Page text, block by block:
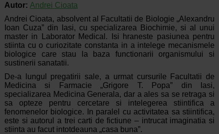
Autor: Andrei Cioata
Andrei Cioata, absolvent al Facultatii de Biologie „Alexandru
Ioan Cuza” din Iasi, cu specializarea Biochimie, si al unui
master in Laborator Medical. Isi hraneste pasiunea pentru
stiinta cu o curiozitate constanta in a intelege mecanismele
biologice care stau la baza functionarii organismului si
sustinerii sanatatii.
De-a lungul pregatirii sale, a urmat cursurile Facultatii de
Medicina si Farmacie „Grigore T. Popa” din Iasi,
specializarea Medicina Generala, dar a ales sa se retraga si
sa opteze pentru cercetare si intelegerea stiintifica a
fenomenelor biologice. In paralel cu activitatea sa stiintifica,
este si autorul a trei carti de fictiune – intrucat imaginatia si
stiinta au facut intotdeauna „casa buna”.